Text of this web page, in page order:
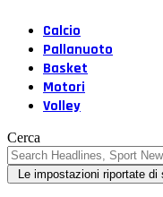
Calcio
Pallanuoto
Basket
Motori
Volley
Cerca